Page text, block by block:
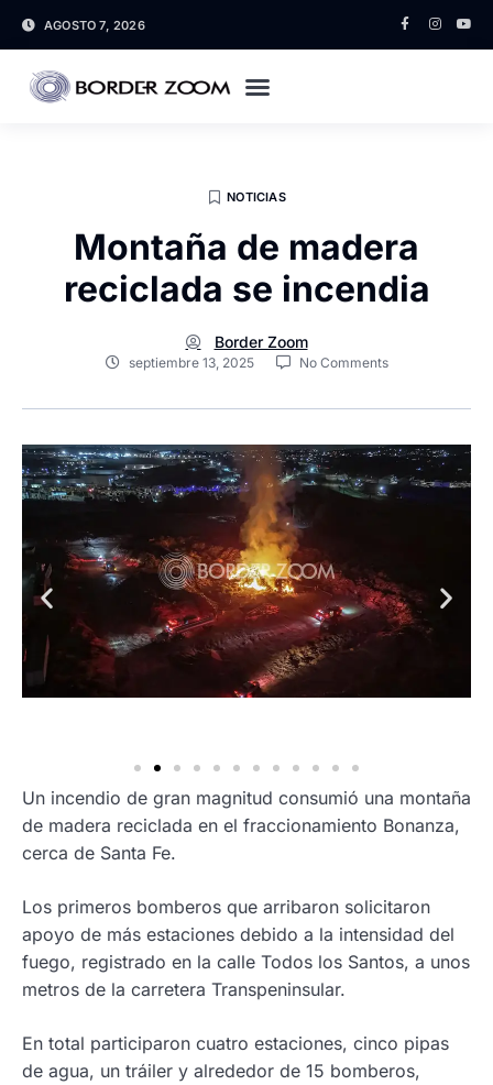
AGOSTO 7, 2026
NOTICIAS
Montaña de madera
reciclada se incendia
Border Zoom
septiembre 13, 2025 No Comments
Un incendio de gran magnitud consumió una montaña
de madera reciclada en el fraccionamiento Bonanza,
cerca de Santa Fe.
Los primeros bomberos que arribaron solicitaron
apoyo de más estaciones debido a la intensidad del
fuego, registrado en la calle Todos los Santos, a unos
metros de la carretera Transpeninsular.
En total participaron cuatro estaciones, cinco pipas
de agua, un tráiler y alrededor de 15 bomberos,